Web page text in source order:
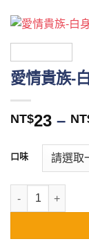
愛情貴族-
NT$23 –
口味
愛情貴族-白身鮪